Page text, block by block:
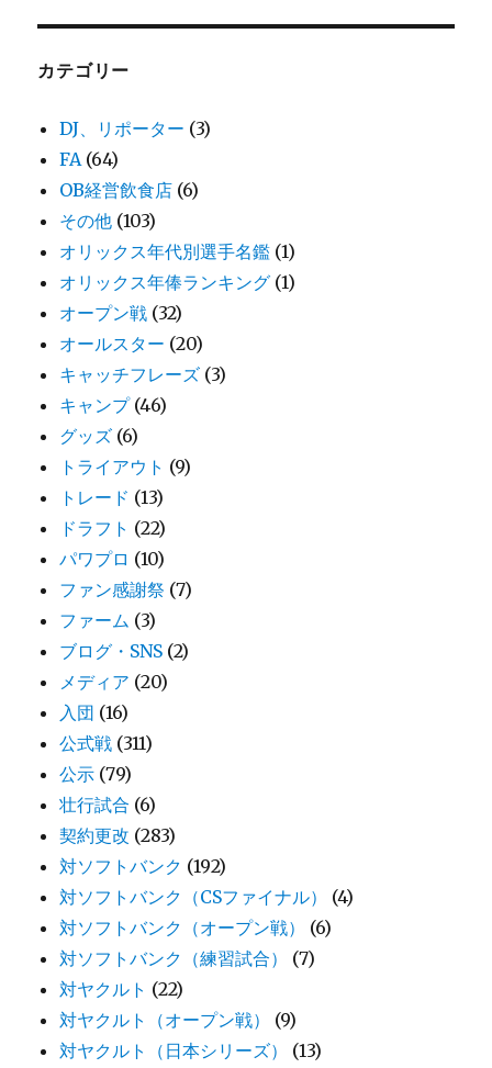
カテゴリー
DJ、リポーター (3)
FA (64)
OB経営飲食店 (6)
その他 (103)
オリックス年代別選手名鑑 (1)
オリックス年俸ランキング (1)
オープン戦 (32)
オールスター (20)
キャッチフレーズ (3)
キャンプ(46)
グッズ (6)
トライアウト (9)
トレード (13)
ドラフト (22)
パワプロ (10)
ファン感謝祭 (7)
ファーム (3)
ブログ・SNS (2)
メディア (20)
入団 (16)
公式戦 (311)
公示 (79)
壮行試合 (6)
契約更改 (283)
対ソフトバンク (192)
対ソフトバンク（CSファイナル）
(4)
対ソフトバンク（オープン戦）
(6)
対ソフトバンク（練習試合）
(7)
対ヤクルト (22)
対ヤクルト（オープン戦）
(9)
対ヤクルト（日本シリーズ）
(13)